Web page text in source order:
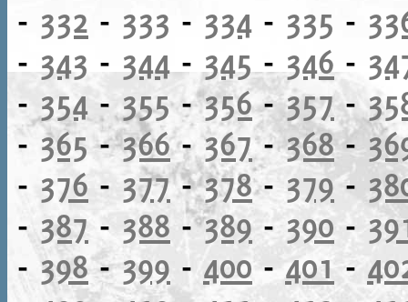
- 332 - 333 - 334 - 335 -
- 343 -344-345-346-
- 354 - 355-356-357-
- 365-366-367-368-
- 376 - 377-378- 379-
- 387 - 388 -389- 390 -
- 398-399 - 400-401 -